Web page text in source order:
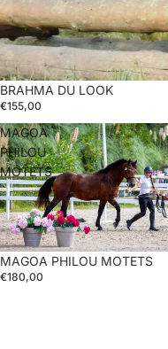
BRAHMA DU LOOK
€155,00
MAGOA
PHILOU
MOTETS
MAGOA PHILOU MOTETS
€180,00